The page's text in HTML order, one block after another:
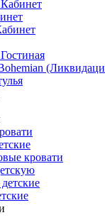
кровати